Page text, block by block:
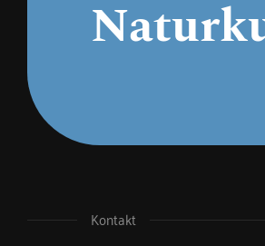
Kontakt